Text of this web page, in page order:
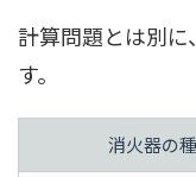
計算問題とは別に、
す。
消火器の